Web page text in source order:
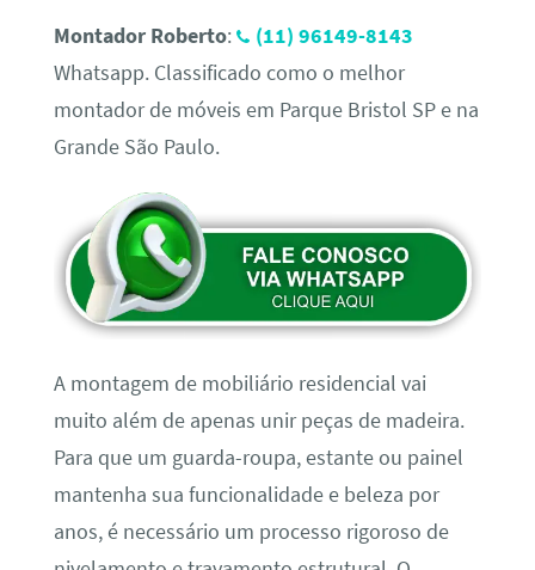
Montador Roberto:
(11) 96149-8143
Whatsapp. Classificado como o melhor
montador de móveis em Parque Bristol SP e na
Grande São Paulo.
A montagem de mobiliário residencial vai
muito além de apenas unir peças de madeira.
Para que um guarda-roupa, estante ou painel
mantenha sua funcionalidade e beleza por
anos, é necessário um processo rigoroso de